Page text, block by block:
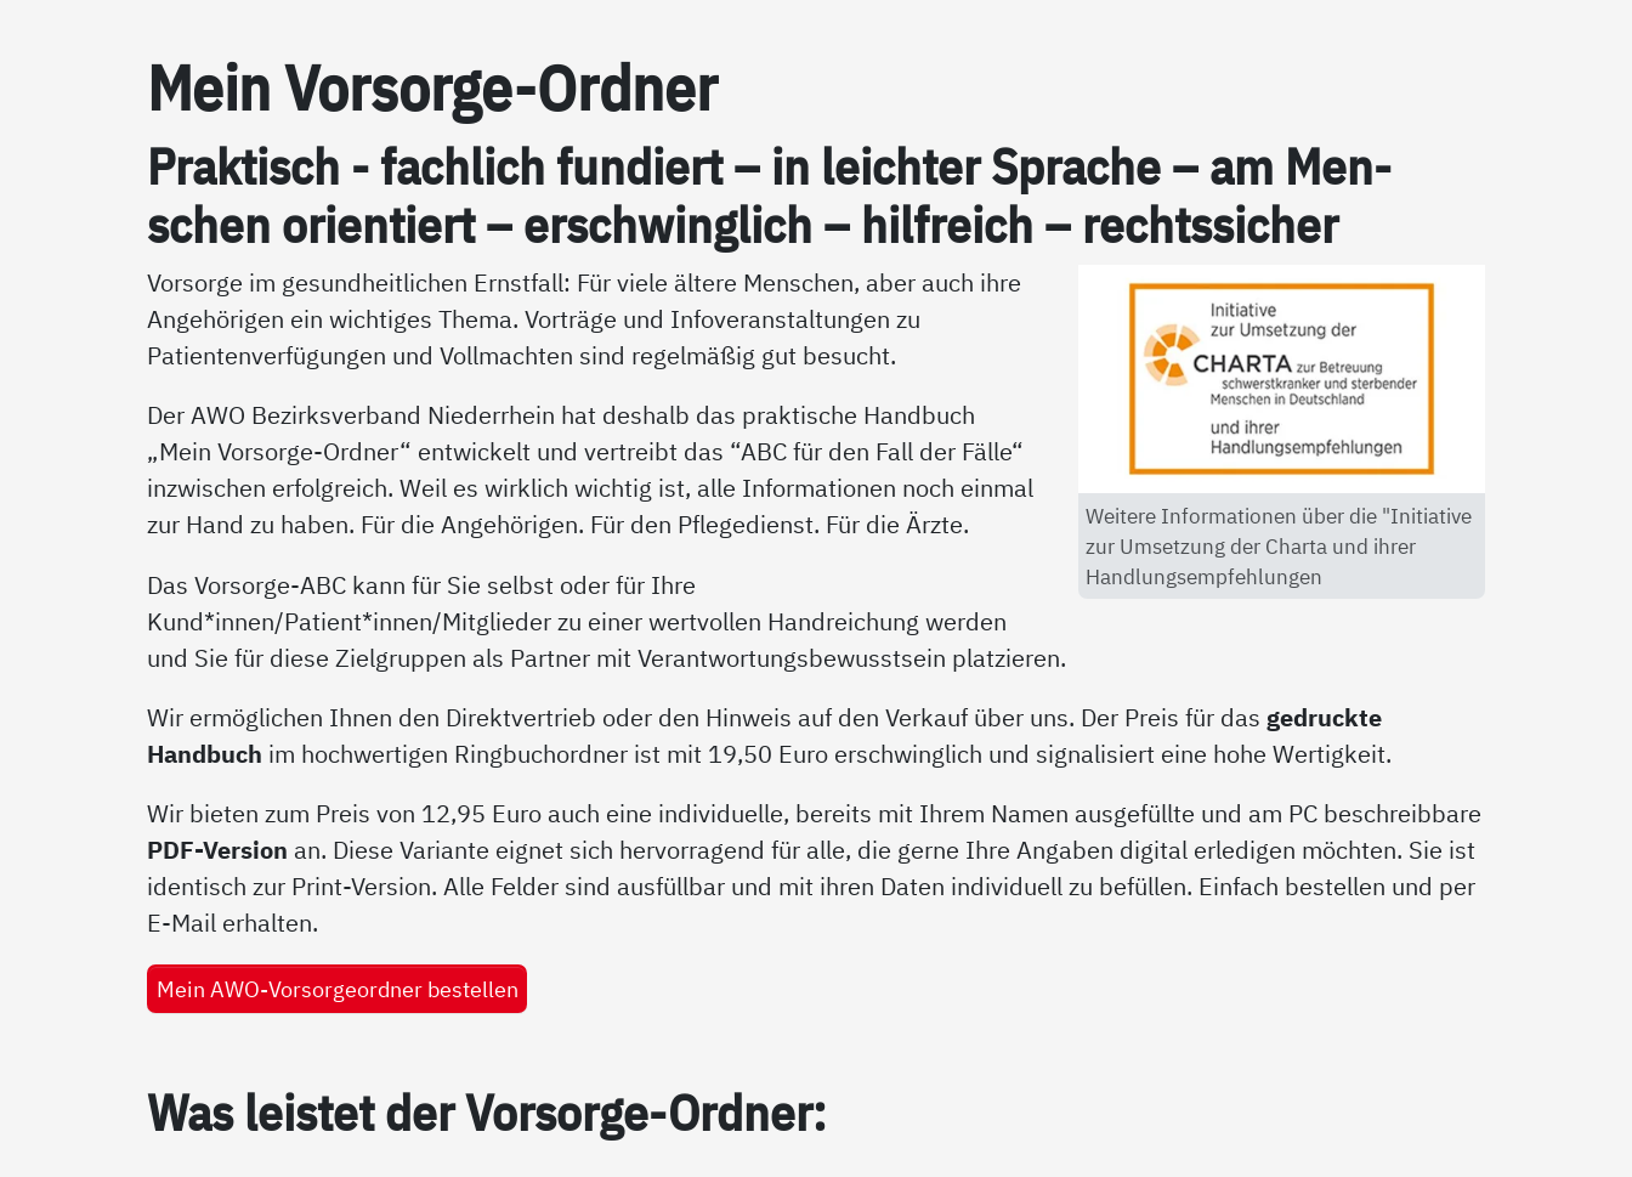
Mein Vor­sor­ge-Ord­ner
Prak­tisch - fach­lich fun­diert – in leich­ter Spra­che – am Men­
schen ori­en­tiert – er­schwing­lich – hil­f­reich – rechts­si­cher
Weitere Informationen über die "Initiative
zur Umsetzung der Charta und ihrer
Handlungsempfehlungen
Vorsorge im gesundheitlichen Ernstfall: Für viele ältere Menschen, aber auch ihre
Angehörigen ein wichtiges Thema. Vorträge und Infoveranstaltungen zu
Patientenverfügungen und Vollmachten sind regelmäßig gut besucht.
Der AWO Bezirksverband Niederrhein hat deshalb das praktische Handbuch
„Mein Vorsorge-Ordner“ entwickelt und vertreibt das “ABC für den Fall der Fälle“
inzwischen erfolgreich. Weil es wirklich wichtig ist, alle Informationen noch einmal
zur Hand zu haben. Für die Angehörigen. Für den Pflegedienst. Für die Ärzte.
Das Vorsorge-ABC kann für Sie selbst oder für Ihre
Kund*innen/Patient*innen/Mitglieder zu einer wertvollen Handreichung werden
und Sie für diese Zielgruppen als Partner mit Verantwortungsbewusstsein platzieren.
Wir ermöglichen Ihnen den Direktvertrieb oder den Hinweis auf den Verkauf über uns. Der Preis für das gedruckte
Handbuch im hochwertigen Ringbuchordner ist mit 19,50 Euro erschwinglich und signalisiert eine hohe Wertigkeit.
Wir bieten zum Preis von 12,95 Euro auch eine individuelle, bereits mit Ihrem Namen ausgefüllte und am PC beschreibbare
PDF-Version an. Diese Variante eignet sich hervorragend für alle, die gerne Ihre Angaben digital erledigen möchten. Sie ist
identisch zur Print-Version. Alle Felder sind ausfüllbar und mit ihren Daten individuell zu befüllen. Einfach bestellen und per
E-Mail erhalten.
Mein AWO-Vorsorgeordner bestellen
Was leis­tet der Vor­sor­ge-Ord­ner: